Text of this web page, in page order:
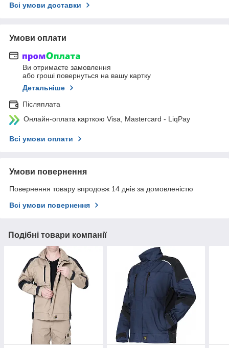
Всі умови доставки
Умови оплати
Ви отримаєте замовлення
або гроші повернуться на вашу картку
Детальніше
Післяплата
Онлайн-оплата карткою Visa, Mastercard - LiqPay
Всі умови оплати
Умови повернення
Повернення товару впродовж 14 днів за домовленістю
Всі умови повернення
Подібні товари компанії